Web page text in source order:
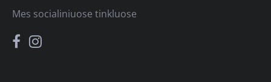
Mes socialiniuose tinkluose